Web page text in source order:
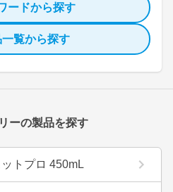
ードから探す
覧から探す
ーの製品を探す
トプロ 450mL